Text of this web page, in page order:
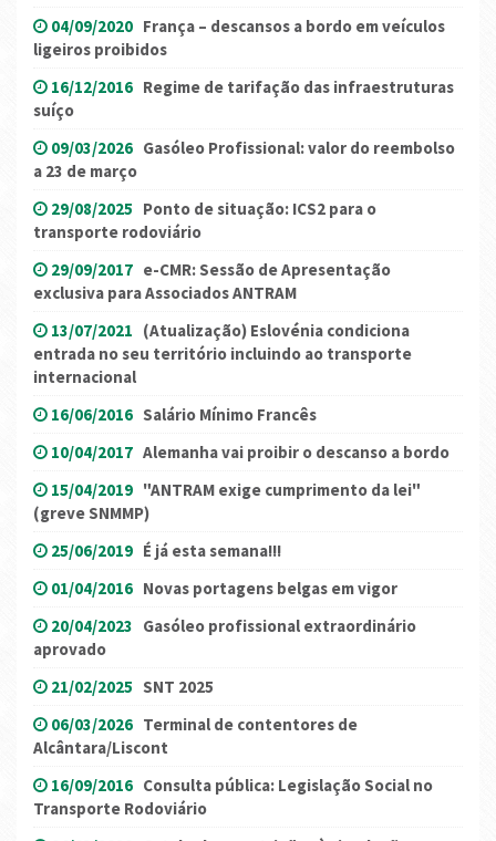
04/09/2020 França – descansos a bordo em veículos
ligeiros proibidos
16/12/2016 Regime de tarifação das infraestruturas
suíço
09/03/2026 Gasóleo Profissional: valor do reembolso
a 23 de março
29/08/2025 Ponto de situação: ICS2 para o
transporte rodoviário
29/09/2017 e-CMR: Sessão de Apresentação
exclusiva para Associados ANTRAM
13/07/2021 (Atualização) Eslovénia condiciona
entrada no seu território incluindo ao transporte
internacional
16/06/2016 Salário Mínimo Francês
10/04/2017 Alemanha vai proibir o descanso a bordo
15/04/2019 "ANTRAM exige cumprimento da lei"
(greve SNMMP)
25/06/2019 É já esta semana!!!
01/04/2016 Novas portagens belgas em vigor
20/04/2023 Gasóleo profissional extraordinário
aprovado
21/02/2025 SNT 2025
06/03/2026 Terminal de contentores de
Alcântara/Liscont
16/09/2016 Consulta pública: Legislação Social no
Transporte Rodoviário